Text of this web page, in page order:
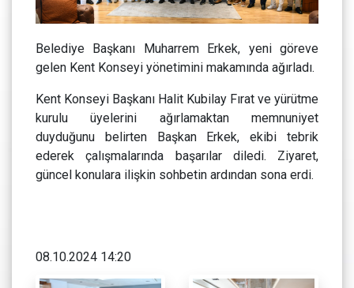
Belediye Başkanı Muharrem Erkek, yeni göreve
gelen Kent Konseyi yönetimini makamında ağırladı.
Kent Konseyi Başkanı Halit Kubilay Fırat ve yürütme
kurulu üyelerini ağırlamaktan memnuniyet
duyduğunu belirten Başkan Erkek, ekibi tebrik
ederek çalışmalarında başarılar diledi. Ziyaret,
güncel konulara ilişkin sohbetin ardından sona erdi.
08.10.2024 14:20